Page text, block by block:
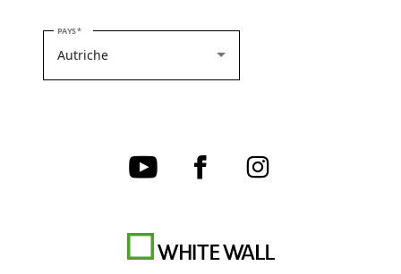
PAYSVEUILLEZ SÉLECTIONNER VOTRE PAYS